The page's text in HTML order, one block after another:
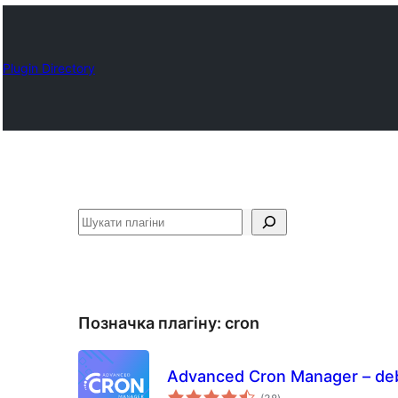
Plugin Directory
Пошук
Позначка плагіну: cron
Advanced Cron Manager –
загальний